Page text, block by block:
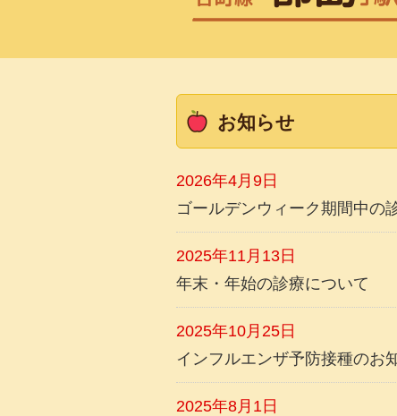
お知らせ
2026年4月9日
ゴールデンウィーク期間中の
2025年11月13日
年末・年始の診療について
2025年10月25日
インフルエンザ予防接種のお
2025年8月1日